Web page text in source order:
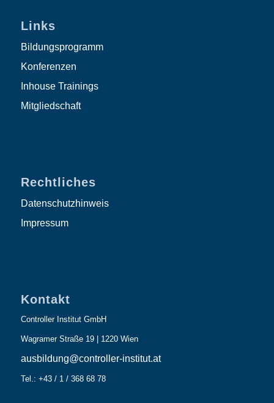
Links
Bildungsprogramm
Konferenzen
Inhouse Trainings
Mitgliedschaft
Rechtliches
Datenschutzhinweis
Impressum
Kontakt
Controller Institut GmbH
Wagramer Straße 19 | 1220 Wien
ausbildung@controller-institut.at
Tel.: +43 / 1 / 368 68 78